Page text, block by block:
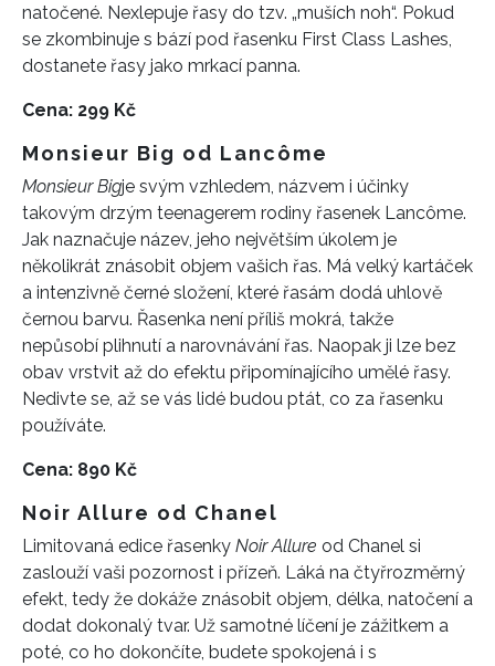
INFORMACE
natočené. Nexlepuje řasy do tzv. „muších noh“. Pokud
se zkombinuje s bází pod řasenku First Class L ashes,
dostanete řasy jako mrkací panna.
Cena: 299 Kč
Monsieur Big od Lancôme
Monsieur Bigje svým vzhledem, názvem i účinky
takovým drzým teenagerem rodiny řasenek Lancôme.
Jak naznačuje název, jeho největším úkolem je
několikrát znásobit objem vašich řas. Má velký kartáček
a intenzivně černé složení, které řasám dodá uhlově
černou barvu. Řasenka není příliš mokrá, takže
nepůsobí plihnutí a narovnávání řas. Naopak ji lze bez
obav vrstvit až do efektu připomínajícího umělé řasy.
Nedivte se, až se vás lidé budou ptát, co za řasenku
používáte.
Cena: 890 Kč
Noir Allure od Chanel
Limitovaná edice řasenky Noir Allure od Chanel si
zaslouží vaši pozornost i přízeň. Láká na čtyřrozměrný
efekt, tedy že dokáže znásobit objem, délka, natočení a
dodat dokonalý tvar. Už samotné líčení je zážitkem a
poté, co ho dokončíte, budete spokojená i s